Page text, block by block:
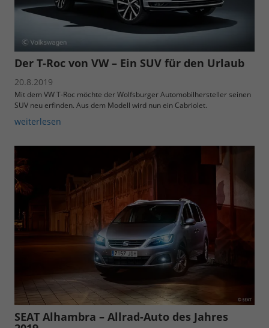
Der T-Roc von VW – Ein SUV für den Urlaub
20.8.2019
Mit dem VW T-Roc möchte der Wolfsburger Automobilhersteller seinen
SUV neu erfinden. Aus dem Modell wird nun ein Cabriolet.
weiterlesen
SEAT Alhambra – Allrad-Auto des Jahres